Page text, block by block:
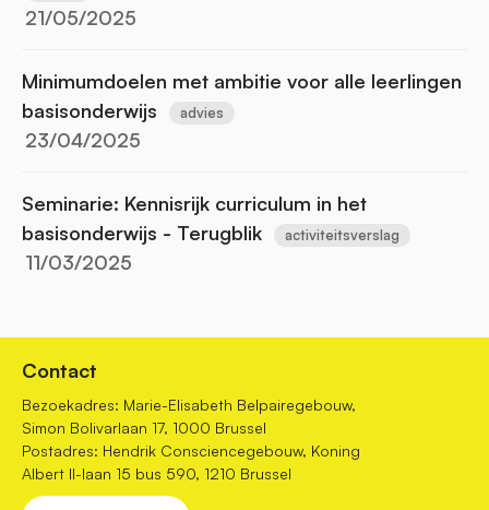
21/05/2025
Minimumdoelen met ambitie voor alle leerlingen
basisonderwijs
advies
23/04/2025
Seminarie: Kennisrijk curriculum in het
basisonderwijs - Terugblik
activiteitsverslag
11/03/2025
Contact
Bezoekadres: Marie-Elisabeth Belpairegebouw,
Simon Bolivarlaan 17, 1000 Brussel
Postadres: Hendrik Consciencegebouw, Koning
Albert II-laan 15 bus 590, 1210 Brussel